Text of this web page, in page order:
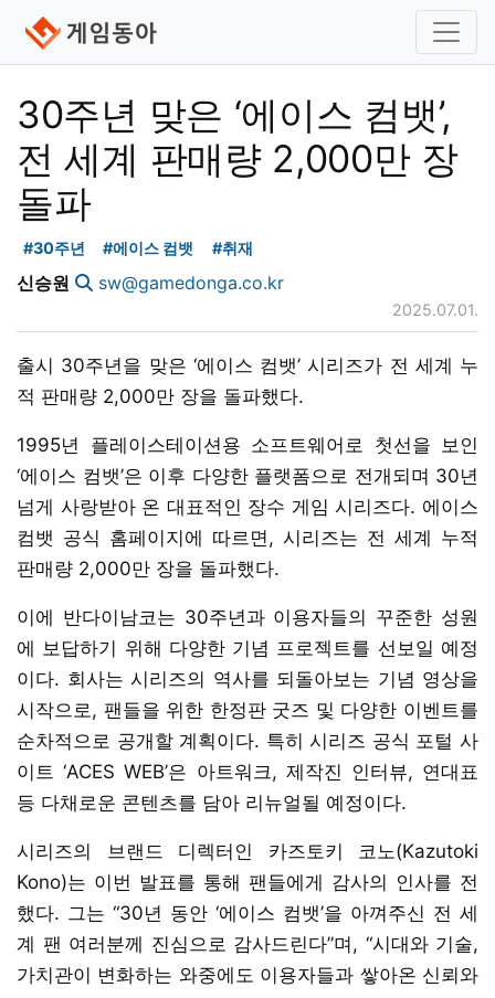
30주년 맞은 ‘에이스 컴뱃’,
전 세계 판매량 2,000만 장
돌파
#30주년 #에이스 컴뱃 #취재
신승원 sw@gamedonga.co.kr
2025.07.01.
출시 30주년을 맞은 ‘에이스 컴뱃’ 시리즈가 전 세계 누
적 판매량 2,000만 장을 돌파했다.
1995년 플레이스테이션용 소프트웨어로 첫선을 보인
‘에이스 컴뱃’은 이후 다양한 플랫폼으로 전개되며 30년
넘게 사랑받아 온 대표적인 장수 게임 시리즈다. 에이스
컴뱃 공식 홈페이지에 따르면, 시리즈는 전 세계 누적
판매량 2,000만 장을 돌파했다.
이에 반다이남코는 30주년과 이용자들의 꾸준한 성원
에 보답하기 위해 다양한 기념 프로젝트를 선보일 예정
이다. 회사는 시리즈의 역사를 되돌아보는 기념 영상을
시작으로, 팬들을 위한 한정판 굿즈 및 다양한 이벤트를
순차적으로 공개할 계획이다. 특히 시리즈 공식 포털 사
이트 ‘ACES WEB’은 아트워크, 제작진 인터뷰, 연대표
등 다채로운 콘텐츠를 담아 리뉴얼될 예정이다.
시리즈의 브랜드 디렉터인 카즈토키 코노(Kazutoki
Kono)는 이번 발표를 통해 팬들에게 감사의 인사를 전
했다. 그는 “30년 동안 ‘에이스 컴뱃’을 아껴주신 전 세
계 팬 여러분께 진심으로 감사드린다”며, “시대와 기술,
가치관이 변화하는 와중에도 이용자들과 쌓아온 신뢰와